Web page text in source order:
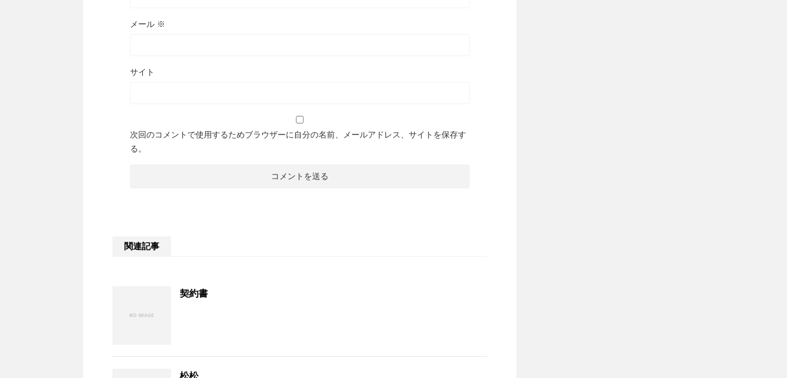
メール ※
サイト
次回のコメントで使用するためブラウザーに自分の名前、メールアドレス、サイトを保存す
る。
関連記事
契約書
松松